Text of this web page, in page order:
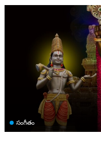
సంగీతం